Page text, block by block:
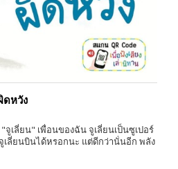
ดหวัง
จูเลี่ยน" เพื่อนของฉัน จูเลี่ยนเป็นซูเปอร์
ลี่ยนบินได้หรอกนะ แต่ดีกว่านั่นอีก พลัง